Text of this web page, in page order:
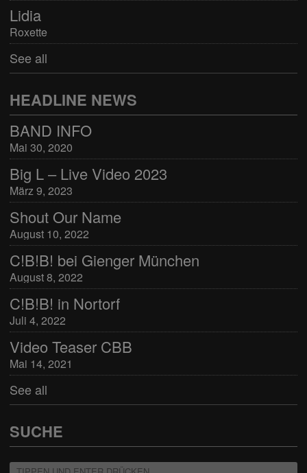
Lidia
Roxette
See all
HEADLINE NEWS
BAND INFO
Mai 30, 2020
Big L – Live Video 2023
März 9, 2023
Shout Our Name
August 10, 2022
C!B!B! bei Gienger München
August 8, 2022
C!B!B! in Nortorf
Juli 4, 2022
Video Teaser CBB
Mai 14, 2021
See all
SUCHE